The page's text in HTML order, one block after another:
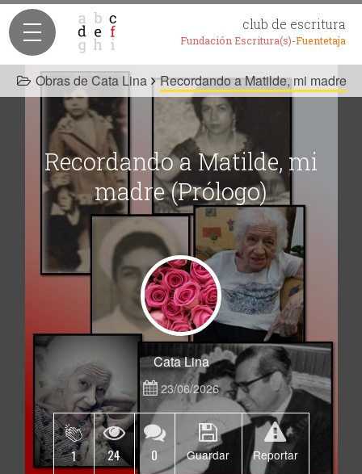
club de escritura
Fundación Escritura(s)-Fuentetaja
Obras de Cata Lina Recordando a Matilde, mi madre
Recordando a Matilde, mi
madre (Prólogo)
Cata Lina
23/06/2026
1 24 0 Guardar Reportar